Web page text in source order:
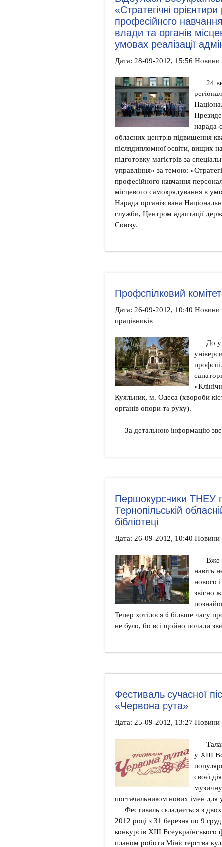
«Стратегічні
професійного
влади та органів
умовах реалізації
Дата: 28-09-2012, 15:56 Новини
24
нарада-
обласних центрів підвищення
післядипломної освіти, вищих
підготовку магістрів за
управління» за темою:
професійного навчання
місцевого самоврядування в
Нарада організована
служби, Центром адаптації
Союзу.
Профспілковий
Дата: 26-09-2012, 10:40 Новини
працівників
До
Куяльник, м. Одеса (хвороби
органів опори та руху).
За детальною інформацію
Першокурсники ТНЕУ
Тернопільській
бібліотеці
Дата: 26-09-2012, 10:40 Новини
Вже
навіть
нового
звісно
Тепер хотілося б більше часу
не було, бо всі щойно почали
Фестиваль сучасної
«Червона рута»
Дата: 25-09-2012, 13:27 Новини
у ХІІІ
своєї
постачальником нових імен для
Фестиваль складається з
2012 році з 31 березня по 9
конкурсів ХІІІ
планом роботи Міністерства